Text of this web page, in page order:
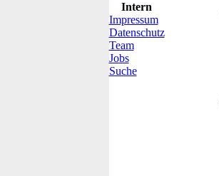
Intern
Impressum
Datenschutz
Team
Jobs
Suche